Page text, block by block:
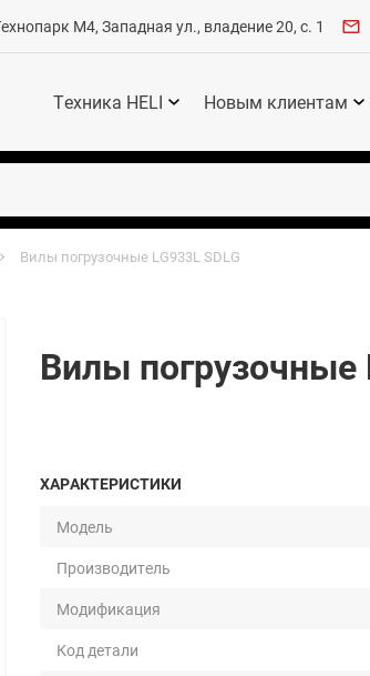
М4, Западная ул., владение 20, с. 1
Техника HELI Новым клиентам
Вилы погрузочные LG933L SDLG
Вилы погрузочные
ХАРАКТЕРИСТИКИ
Модель
Производитель
Модификация
Код детали